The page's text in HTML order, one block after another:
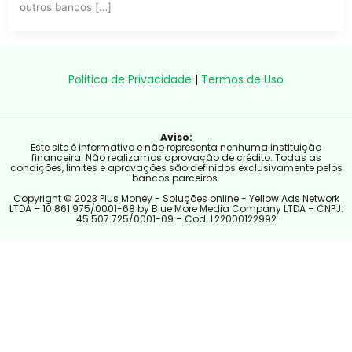
outros bancos […]
Politica de Privacidade | Termos de Uso
Aviso:
Este site é informativo e não representa nenhuma instituição
financeira. Não realizamos aprovação de crédito. Todas as
condições, limites e aprovações são definidos exclusivamente pelos
bancos parceiros.
Copyright © 2023 Plus Money - Soluções online - Yellow Ads Network
LTDA – 10.861.975/0001-68 by Blue More Media Company LTDA – CNPJ:
45.507.725/0001-09 – Cod: L22000122992